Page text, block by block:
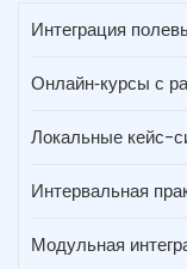
Интеграция
Онлайн‑курсы с
Локальные кейс-
Интервальная
Модульная